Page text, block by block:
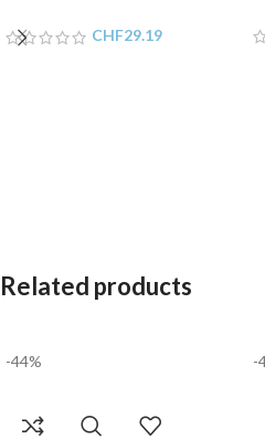
CHF29.19
Related products
-44% -